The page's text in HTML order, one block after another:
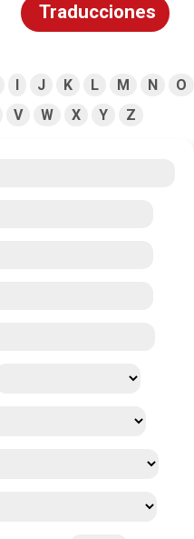
Traducciones
I J K L M N
O
V W X Y Z